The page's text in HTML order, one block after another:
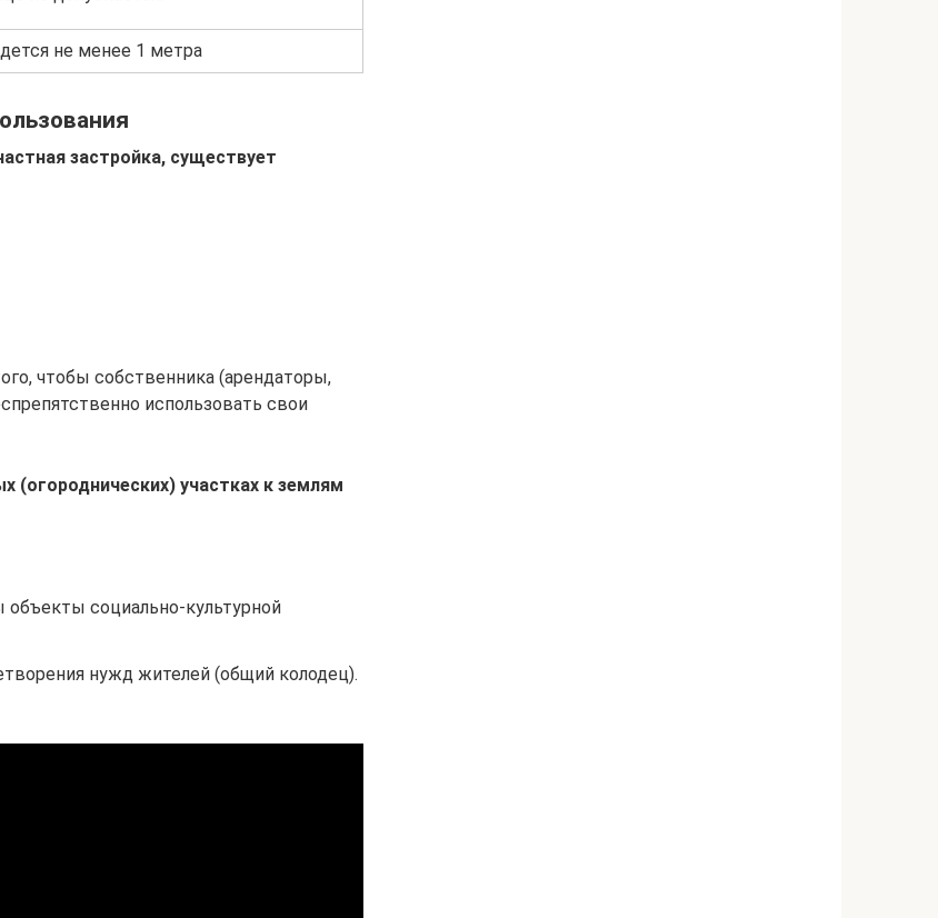
не менее 1 метра
застройка, существует
чтобы собственника (арендаторы,
использовать свои
(огороднических) участках к землям
социально-культурной
нужд жителей (общий колодец).